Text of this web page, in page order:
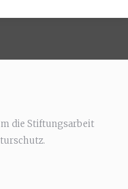
die Stiftungsarbeit